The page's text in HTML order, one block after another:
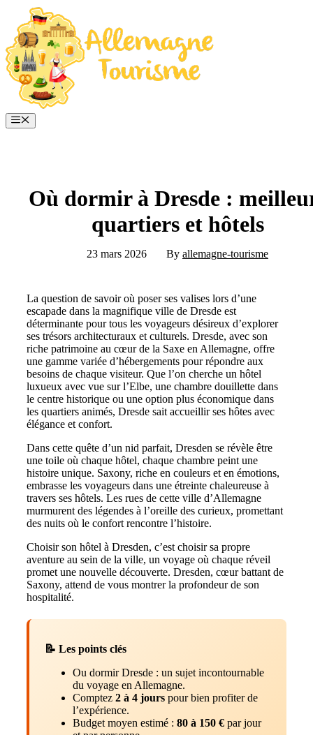
contenu
Menu
Où dormir à Dresde :
quartiers et hôtels
23 mars 2026 By allemagne-tourisme
La question de savoir où poser ses valises lors d’une
escapade dans la magnifique ville de Dresde est
déterminante pour tous les voyageurs désireux d’explorer
ses trésors architecturaux et culturels. Dresde, avec son
riche patrimoine au cœur de la Saxe en Allemagne, offre
une gamme variée d’hébergements pour répondre aux
besoins de chaque visiteur. Que l’on cherche un hôtel
luxueux avec vue sur l’Elbe, une chambre douillette dans
le centre historique ou une option plus économique dans
les quartiers animés, Dresde sait accueillir ses hôtes avec
élégance et confort.
Dans cette quête d’un nid parfait, Dresden se révèle être
une toile où chaque hôtel, chaque chambre peint une
histoire unique. Saxony, riche en couleurs et en émotions,
embrasse les voyageurs dans une étreinte chaleureuse à
travers ses hôtels. Les rues de cette ville d’Allemagne
murmurent des légendes à l’oreille des curieux, promettant
des nuits où le confort rencontre l’histoire.
Choisir son hôtel à Dresden, c’est choisir sa propre
aventure au sein de la ville, un voyage où chaque réveil
promet une nouvelle découverte. Dresden, cœur battant de
Saxony, attend de vous montrer la profondeur de son
hospitalité.
📝 Les points clés
Ou dormir Dresde : un sujet incontournable
du voyage en Allemagne.
Comptez 2 à 4 jours pour bien profiter de
l’expérience.
Budget moyen estimé : 80 à 150 € par jour